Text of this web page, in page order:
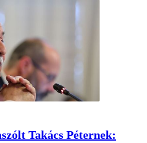
Takács Péternek: